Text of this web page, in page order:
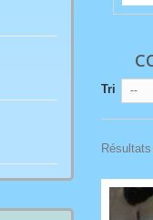
Tri --